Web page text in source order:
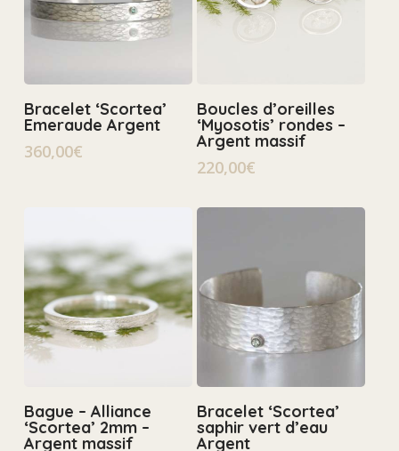
Ajouter Au Panier
Bracelet ‘Scortea’
Emeraude Argent
360,00€
Ajouter Au Panier
Boucles d’oreilles
‘Myosotis’ rondes –
Argent massif
220,00€
Select Options
Bague – Alliance
‘Scortea’ 2mm –
Argent massif
Ajouter Au Panier
Bracelet ‘Scortea’
saphir vert d’eau
Argent